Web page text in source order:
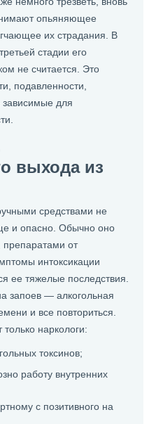
опьяняющее
их страдания. В
стадии его
не считается. Это
подавленности,
зависимые для
выхода из
средствами не
и опасно. Обычно оно
препаратами от
интоксикации
ее тяжелые последствия.
запоев — алкогольная
и все повториться.
только наркологи:
токсинов;
работу внутренних
с позитивного на